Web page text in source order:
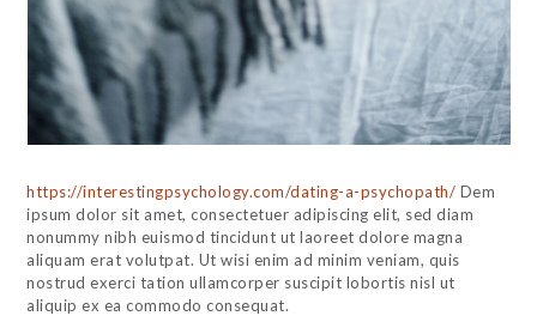
https://interestingpsychology.com/dating-a-psychopath/ Dem
ipsum dolor sit amet, consectetuer adipiscing elit, sed diam
nonummy nibh euismod tincidunt ut laoreet dolore magna
aliquam erat volutpat. Ut wisi enim ad minim veniam, quis
nostrud exerci tation ullamcorper suscipit lobortis nisl ut
aliquip ex ea commodo consequat.